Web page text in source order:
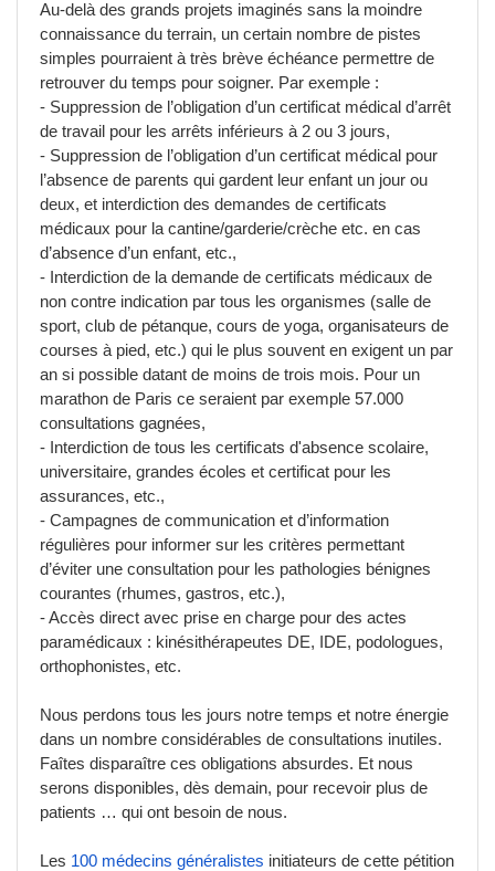
Au-delà des grands projets imaginés sans la moindre
connaissance du terrain, un certain nombre de pistes
simples pourraient à très brève échéance permettre de
retrouver du temps pour soigner. Par exemple :
- Suppression de l’obligation d’un certificat médical d’arrêt
de travail pour les arrêts inférieurs à 2 ou 3 jours,
- Suppression de l’obligation d’un certificat médical pour
l’absence de parents qui gardent leur enfant un jour ou
deux, et interdiction des demandes de certificats
médicaux pour la cantine/garderie/crèche etc. en cas
d’absence d’un enfant, etc.,
- Interdiction de la demande de certificats médicaux de
non contre indication par tous les organismes (salle de
sport, club de pétanque, cours de yoga, organisateurs de
courses à pied, etc.) qui le plus souvent en exigent un par
an si possible datant de moins de trois mois. Pour un
marathon de Paris ce seraient par exemple 57.000
consultations gagnées,
- Interdiction de tous les certificats d'absence scolaire,
universitaire, grandes écoles et certificat pour les
assurances, etc.,
- Campagnes de communication et d’information
régulières pour informer sur les critères permettant
d’éviter une consultation pour les pathologies bénignes
courantes (rhumes, gastros, etc.),
- Accès direct avec prise en charge pour des actes
paramédicaux : kinésithérapeutes DE, IDE, podologues,
orthophonistes, etc.
Nous perdons tous les jours notre temps et notre énergie
dans un nombre considérables de consultations inutiles.
Faîtes disparaître ces obligations absurdes. Et nous
serons disponibles, dès demain, pour recevoir plus de
patients … qui ont besoin de nous.
Les 100 médecins généralistes initiateurs de cette pétition